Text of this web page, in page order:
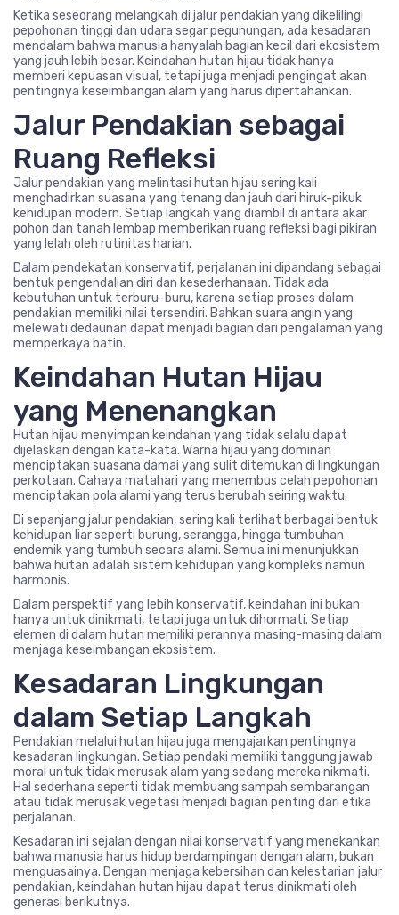
Ketika seseorang melangkah di jalur pendakian yang dikelilingi
pepohonan tinggi dan udara segar pegunungan, ada kesadaran
mendalam bahwa manusia hanyalah bagian kecil dari ekosistem
yang jauh lebih besar. Keindahan hutan hijau tidak hanya
memberi kepuasan visual, tetapi juga menjadi pengingat akan
pentingnya keseimbangan alam yang harus dipertahankan.
Jalur Pendakian sebagai
Ruang Refleksi
Jalur pendakian yang melintasi hutan hijau sering kali
menghadirkan suasana yang tenang dan jauh dari hiruk-pikuk
kehidupan modern. Setiap langkah yang diambil di antara akar
pohon dan tanah lembap memberikan ruang refleksi bagi pikiran
yang lelah oleh rutinitas harian.
Dalam pendekatan konservatif, perjalanan ini dipandang sebagai
bentuk pengendalian diri dan kesederhanaan. Tidak ada
kebutuhan untuk terburu-buru, karena setiap proses dalam
pendakian memiliki nilai tersendiri. Bahkan suara angin yang
melewati dedaunan dapat menjadi bagian dari pengalaman yang
memperkaya batin.
Keindahan Hutan Hijau
yang Menenangkan
Hutan hijau menyimpan keindahan yang tidak selalu dapat
dijelaskan dengan kata-kata. Warna hijau yang dominan
menciptakan suasana damai yang sulit ditemukan di lingkungan
perkotaan. Cahaya matahari yang menembus celah pepohonan
menciptakan pola alami yang terus berubah seiring waktu.
Di sepanjang jalur pendakian, sering kali terlihat berbagai bentuk
kehidupan liar seperti burung, serangga, hingga tumbuhan
endemik yang tumbuh secara alami. Semua ini menunjukkan
bahwa hutan adalah sistem kehidupan yang kompleks namun
harmonis.
Dalam perspektif yang lebih konservatif, keindahan ini bukan
hanya untuk dinikmati, tetapi juga untuk dihormati. Setiap
elemen di dalam hutan memiliki perannya masing-masing dalam
menjaga keseimbangan ekosistem.
Kesadaran Lingkungan
dalam Setiap Langkah
Pendakian melalui hutan hijau juga mengajarkan pentingnya
kesadaran lingkungan. Setiap pendaki memiliki tanggung jawab
moral untuk tidak merusak alam yang sedang mereka nikmati.
Hal sederhana seperti tidak membuang sampah sembarangan
atau tidak merusak vegetasi menjadi bagian penting dari etika
perjalanan.
Kesadaran ini sejalan dengan nilai konservatif yang menekankan
bahwa manusia harus hidup berdampingan dengan alam, bukan
menguasainya. Dengan menjaga kebersihan dan kelestarian jalur
pendakian, keindahan hutan hijau dapat terus dinikmati oleh
generasi berikutnya.